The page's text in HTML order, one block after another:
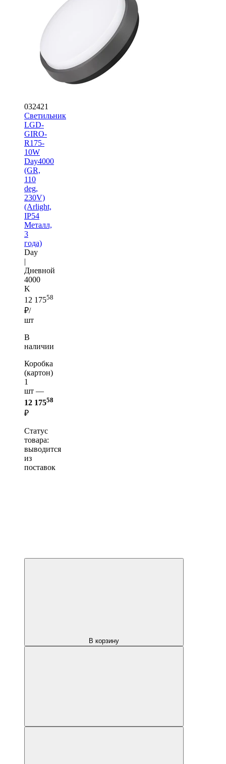
032421
Светильник
LGD-
GIRO-
R175-
10W
Day4000
(GR,
110
deg,
230V)
(Arlight,
IP54
Металл,
3
года)
Day
|
Дневной
4000
K
12 17558
₽/
шт
В
наличии
Коробка
(картон)
1
шт —
12 17558
₽
Статус
товара:
выводится
из
поставок
В корзину